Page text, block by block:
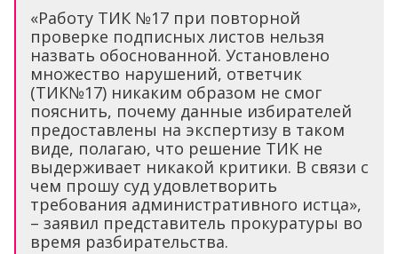
«Работу ТИК №17 при повторной
проверке подписных листов нельзя
назвать обоснованной. Установлено
множество нарушений, ответчик
(ТИК№17) никаким образом не смог
пояснить, почему данные избирателей
предоставлены на экспертизу в таком
виде, полагаю, что решение ТИК не
выдерживает никакой критики. В связи с
чем прошу суд удовлетворить
требования административного истца»,
– заявил представитель прокуратуры во
время разбирательства.